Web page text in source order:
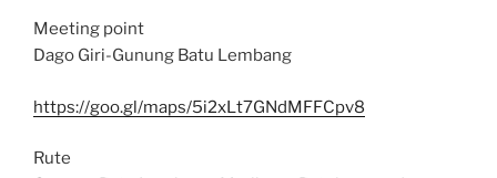
Meeting point
Dago Giri-Gunung Batu Lembang
https://goo.gl/maps/5i2xLt7GNdMFFCpv8
Rute